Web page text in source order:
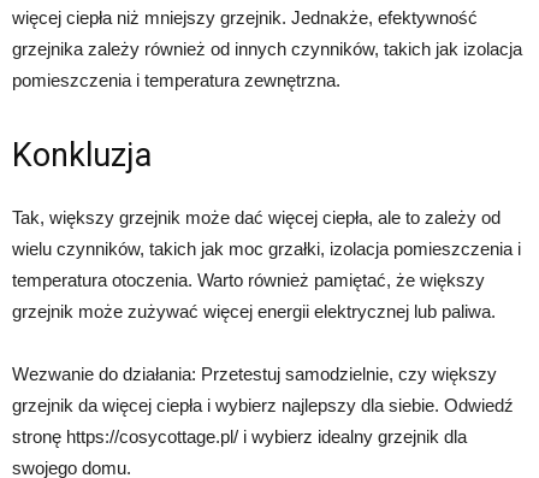
więcej ciepła niż mniejszy grzejnik. Jednakże, efektywność
grzejnika zależy również od innych czynników, takich jak izolacja
pomieszczenia i temperatura zewnętrzna.
Konkluzja
Tak, większy grzejnik może dać więcej ciepła, ale to zależy od
wielu czynników, takich jak moc grzałki, izolacja pomieszczenia i
temperatura otoczenia. Warto również pamiętać, że większy
grzejnik może zużywać więcej energii elektrycznej lub paliwa.
Wezwanie do działania: Przetestuj samodzielnie, czy większy
grzejnik da więcej ciepła i wybierz najlepszy dla siebie. Odwiedź
stronę https://cosycottage.pl/ i wybierz idealny grzejnik dla
swojego domu.